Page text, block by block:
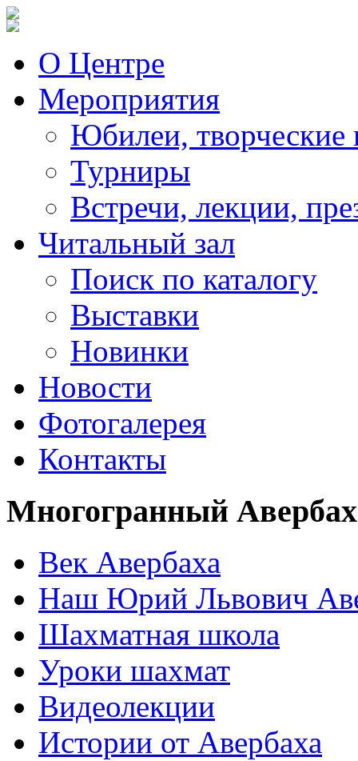
О Центре
Мероприятия
Юбилеи, творческие
Турниры
Встречи, лекции,
Читальный зал
Поиск по каталогу
Выставки
Новинки
Новости
Фотогалерея
Контакты
Многогранный Авербах
Век Авербаха
Наш Юрий Львович
Шахматная школа
Уроки шахмат
Видеолекции
Истории от Авербаха